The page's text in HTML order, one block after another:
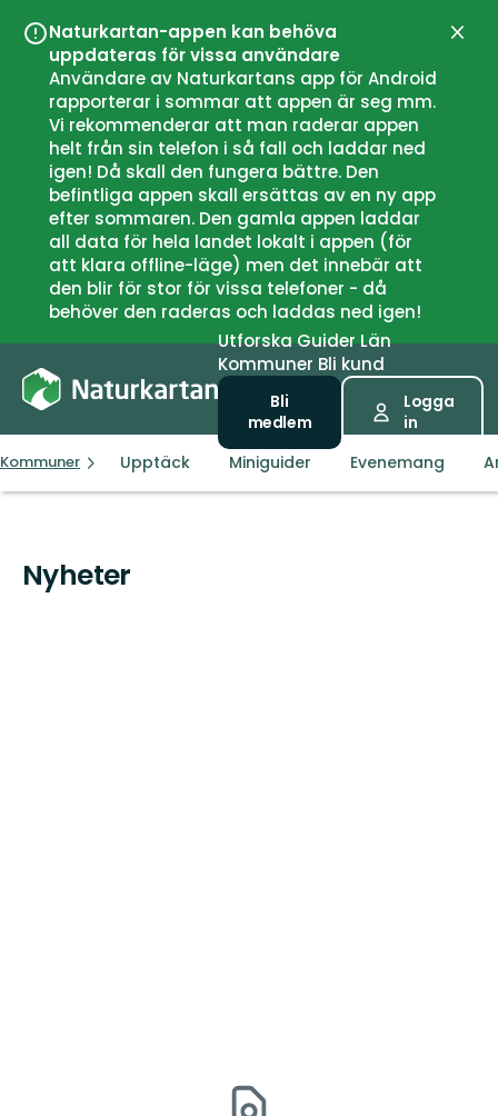
Naturkartan-appen kan behöva
uppdateras för vissa användare
Användare av Naturkartans app för Android
rapporterar i sommar att appen är seg mm.
Vi rekommenderar att man raderar appen
helt från sin telefon i så fall och laddar ned
igen! Då skall den fungera bättre. Den
befintliga appen skall ersättas av en ny app
efter sommaren. Den gamla appen laddar
all data för hela landet lokalt i appen (för
att klara offline-läge) men det innebär att
den blir för stor för vissa telefoner - då
behöver den raderas och laddas ned igen!
UtforskaGuiderLän
Kommuner Bli kund
Bli
medlem
Logga
in
Kommuner Dyrøy
Upptäck Miniguider Evenemang
Nyheter